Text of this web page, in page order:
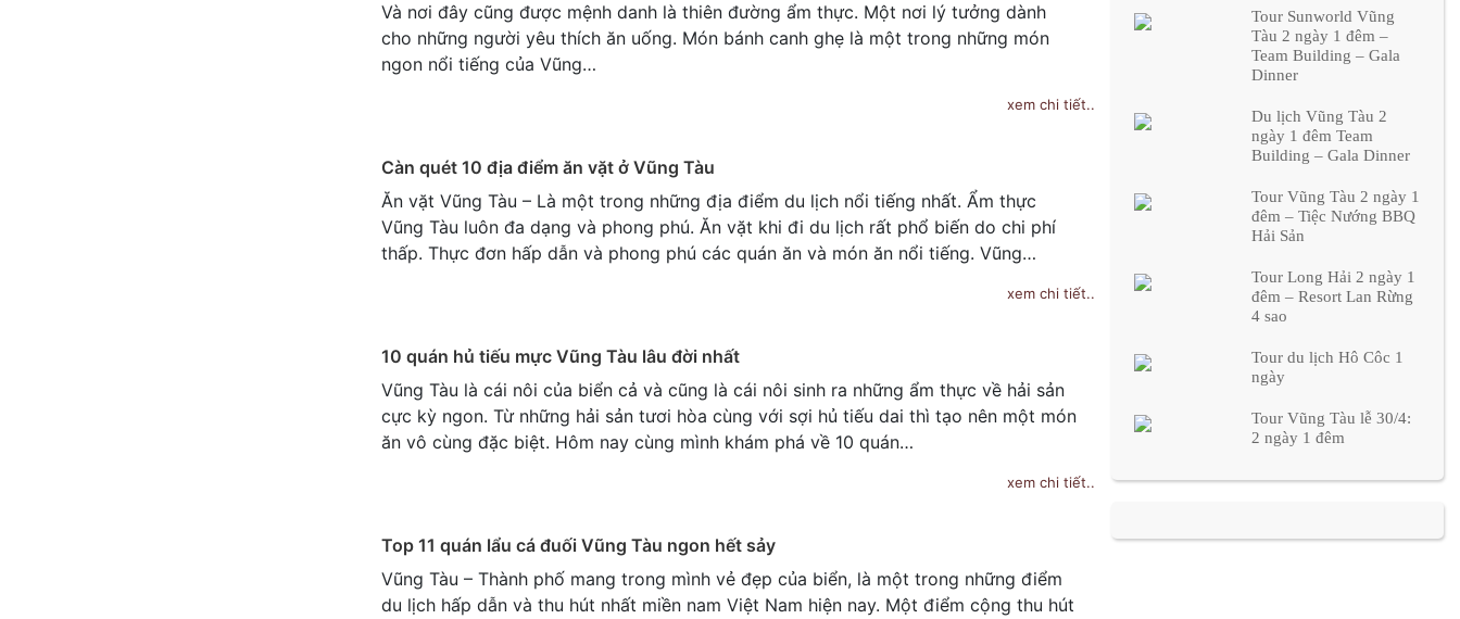
Và nơi đây cũng được mệnh danh là thiên đường ẩm thực. Một nơi lý tưởng dành
cho những người yêu thích ăn uống. Món bánh canh ghẹ là một trong những món
ngon nổi tiếng của Vũng…
xem chi tiết..
Càn quét 10 địa điểm ăn vặt ở Vũng Tàu
Ăn vặt Vũng Tàu – Là một trong những địa điểm du lịch nổi tiếng nhất. Ẩm thực
Vũng Tàu luôn đa dạng và phong phú. Ăn vặt khi đi du lịch rất phổ biến do chi phí
thấp. Thực đơn hấp dẫn và phong phú các quán ăn và món ăn nổi tiếng. Vũng…
xem chi tiết..
10 quán hủ tiếu mực Vũng Tàu lâu đời nhất
Vũng Tàu là cái nôi của biển cả và cũng là cái nôi sinh ra những ẩm thực về hải sản
cực kỳ ngon. Từ những hải sản tươi hòa cùng với sợi hủ tiếu dai thì tạo nên một món
ăn vô cùng đặc biệt. Hôm nay cùng mình khám phá về 10 quán…
xem chi tiết..
Top 11 quán lẩu cá đuối Vũng Tàu ngon hết sảy
Vũng Tàu – Thành phố mang trong mình vẻ đẹp của biển, là một trong những điểm
du lịch hấp dẫn và thu hút nhất miền nam Việt Nam hiện nay. Một điểm cộng thu hút
Tour Sunworld Vũng
Tàu 2 ngày 1 đêm –
Team Building – Gala
Dinner
Du lịch Vũng Tàu 2
ngày 1 đêm Team
Building – Gala Dinner
Tour Vũng Tàu 2 ngày 1
đêm – Tiệc Nướng BBQ
Hải Sản
Tour Long Hải 2 ngày 1
đêm – Resort Lan Rừng
4 sao
Tour du lịch Hô Côc 1
ngày
Tour Vũng Tàu lễ 30/4:
2 ngày 1 đêm